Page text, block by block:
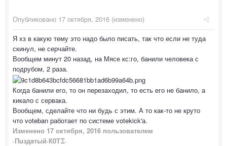
Опубликовано 17 октября, 2016 (изменено)
Я хз в какую тему это надо было писать, так что если не туда
скинул, не серчайте.
Вообщем минут 20 назад, на Мясе кс:го, банили человека с
подрубом, 2 раза.
Когда банили его, то он перезаходил, то есть его не банило, а
кикало с сервака.
Вообщем, сделайте что ни будь с этим. А то как-то не круто
что voteban работает по системе votekick'а.
Изменено 17 октября, 2016 пользователем
·Пuздaтый·К0ТΞ·